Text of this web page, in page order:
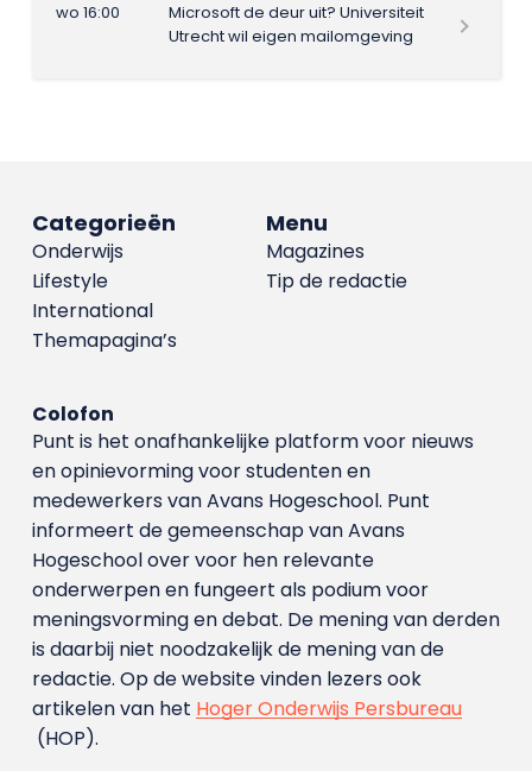
wo 16:00
Microsoft de deur uit? Universiteit
Utrecht wil eigen mailomgeving
Menu
Magazines
Tip de redactie
Categorieën
Onderwijs
Lifestyle
International
Themapagina’s
Colofon
Punt is het onafhankelijke platform voor nieuws
en opinievorming voor studenten en
medewerkers van Avans Hoge­school. Punt
informeert de gemeenschap van Avans
Hogeschool over voor hen relevante
onderwerpen en fungeert als podium voor
meningsvorming en debat. De mening van derden
is daarbij niet noodzakelijk de mening van de
redactie. Op de website vinden lezers ook
artikelen van het Hoger Onderwijs Persbureau
(HOP).